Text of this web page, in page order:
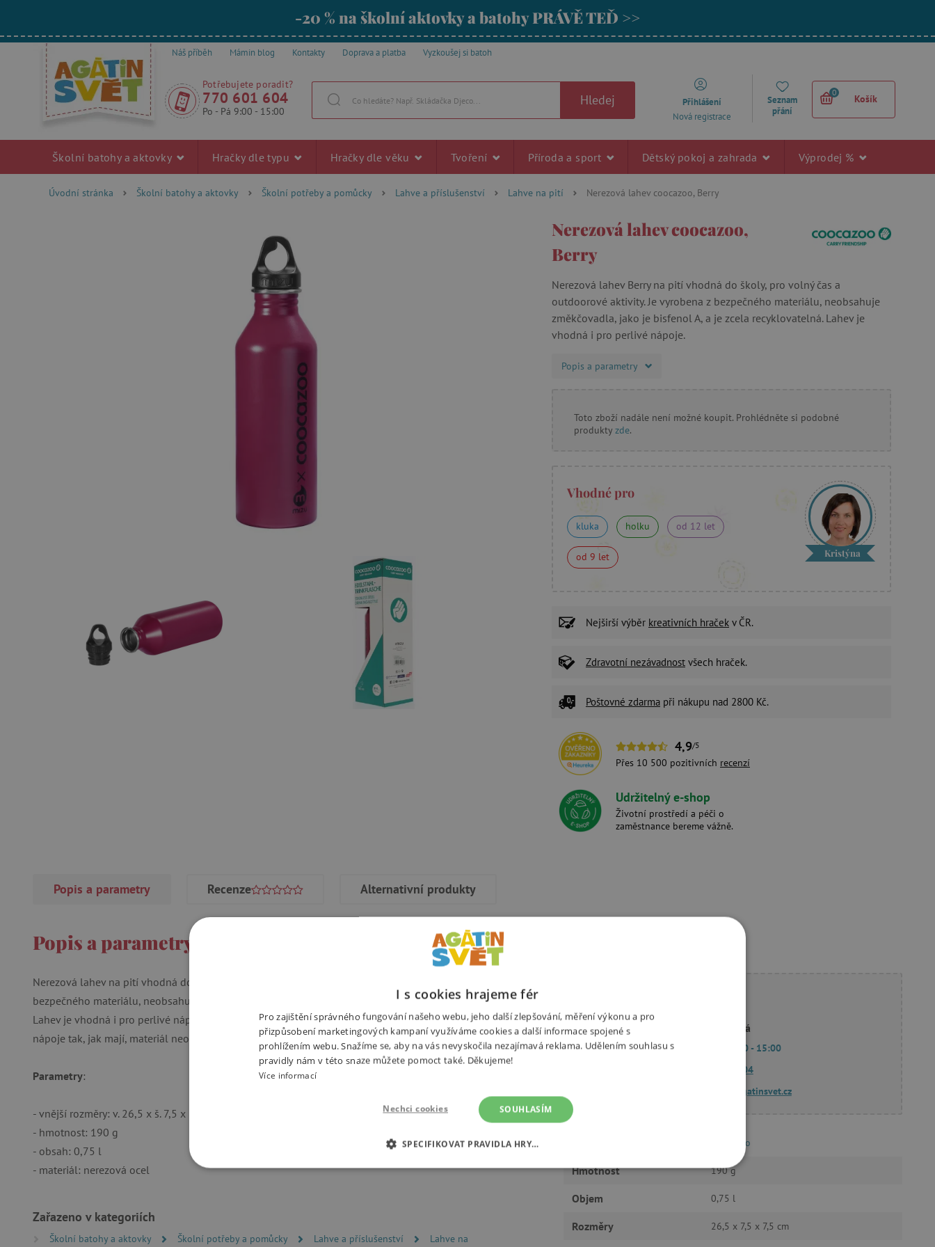
-20 % na školní aktovky a batohy PRÁVĚ TEĎ >>
Náš příběh Mámin blog Kontakty Doprava a platba Vyzkoušej si batoh
Potřebujete poradit?
770 601 604
Po - Pá 9:00 - 15:00
Hledej
Přihlášení
Nová registrace
Seznam
přání
0
Košík
Školní batohy a aktovky Hračky dle typu Hračky dle věku Tvoření Příroda a sport Dětský pokoj a zahrada Výprodej %
Úvodní stránka Školní batohy a aktovky Školní potřeby a pomůcky Lahve a příslušenství Lahve na pití Nerezová lahev coocazoo, Berry
Nerezová lahev coocazoo,
Berry
Nerezová lahev Berry na pití vhodná do školy, pro volný čas a
outdoorové aktivity. Je vyrobena z bezpečného materiálu, neobsahuje
změkčovadla, jako je bisfenol A, a je zcela recyklovatelná. Lahev je
vhodná i pro perlivé nápoje.
Popis a parametry
Toto zboží nadále není možné koupit. Prohlédněte si podobné
produkty zde.
Vhodné pro
kluka holku od 12 let
od 9 let Kristýna
Nejširší výběr kreativních hraček v ČR.
Zdravotní nezávadnost všech hraček.
Poštovné zdarma při nákupu nad 2800 Kč.
4,9/5
Přes 10 500 pozitivních recenzí
Udržitelný e-shop
Životní prostředí a péči o
zaměstnance bereme vážně.
Popis a parametry Recenze Alternativní produkty
Popis a parametry
Nerezová lahev na pití vhodná do školy, pro volný čas a outdoorové aktivity. Je vyrobena z
bezpečného materiálu, neobsahuje změkčovadla, jako je bisfenol A, a je zcela recyklovatelná.
Lahev je vhodná i pro perlivé nápoje. V této odolné láhvi vyrobené z nerezové oceli chutnají
nápoje tak, jak mají, materiál neovlivňuje vůni nápoje.
Parametry:
- vnější rozměry: v. 26,5 x š. 7,5 x h. 7,5 cm
- hmotnost: 190 g
- obsah: 0,75 l
- materiál: nerezová ocel
Zařazeno v kategoriích
Školní batohy a aktovky Školní potřeby a pomůcky Lahve a příslušenství
Lahve na
Linda Hodková
Po - Pá 9:00 - 15:00
770 601 604
dotazy@agatinsvet.cz
coocazoo
Hmotnost 190 g
Objem 0,75 l
Rozměry 26,5 x 7,5 x 7,5 cm
I s cookies hrajeme fér
Pro zajištění správného fungování našeho webu, jeho další zlepšování, měření výkonu a pro
přizpůsobení marketingových kampaní využíváme cookies a další informace spojené s
prohlížením webu. Snažíme se, aby na vás nevyskočila nezajímavá reklama. Udělením souhlasu s
pravidly nám v této snaze můžete pomoct také. Děkujeme!
Více informací
SOUHLASÍM
Nechci cookies
SPECIFIKOVAT PRAVIDLA HRY…
NEZBYTNĚ NUTNÉ COOKIES ANALYTICKÉ COOKIES MARKETINGOVÉ COOKIES